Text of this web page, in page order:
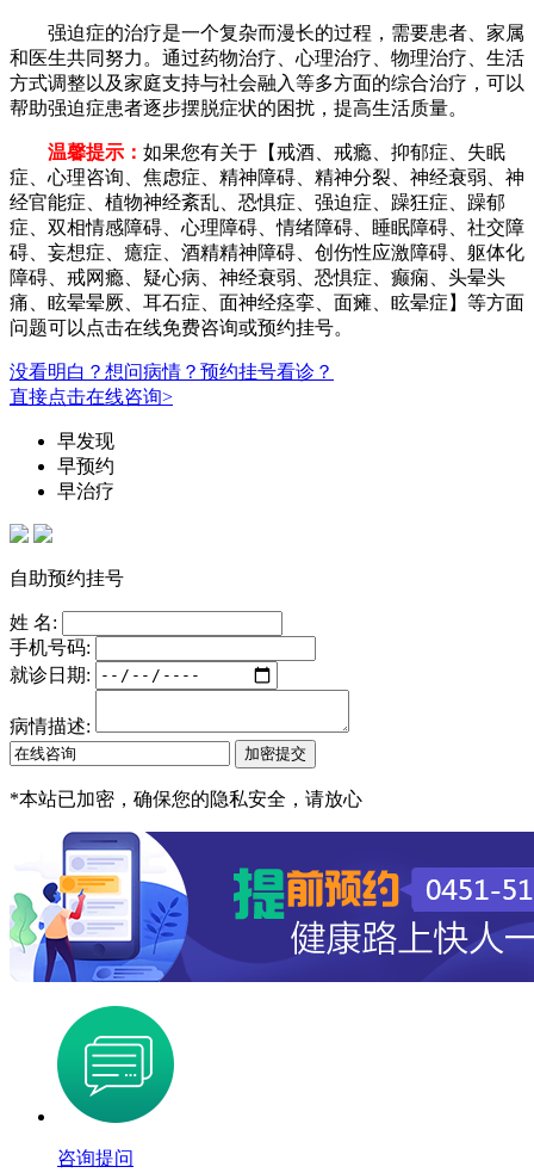
强迫症的治疗是一个复杂而漫长的过程，需要患者、家属
和医生共同努力。通过药物治疗、心理治疗、物理治疗、生活
方式调整以及家庭支持与社会融入等多方面的综合治疗，可以
帮助强迫症患者逐步摆脱症状的困扰，提高生活质量。
温馨提示： 如果您有关于【戒酒、戒瘾、抑郁症、失眠
症、心理咨询、焦虑症、精神障碍、精神分裂、神经衰弱、神
经官能症、植物神经紊乱、恐惧症、强迫症、躁狂症、躁郁
症、双相情感障碍、心理障碍、情绪障碍、睡眠障碍、社交障
碍、妄想症、癔症、酒精精神障碍、创伤性应激障碍、躯体化
障碍、戒网瘾、疑心病、神经衰弱、恐惧症、癫痫、头晕头
痛、眩晕晕厥、耳石症、面神经痉挛、面瘫、眩晕症】等方面
问题可以点击在线免费咨询或预约挂号。
没看明白？想问病情？预约挂号看诊？
直接点击在线咨询>
早发现
早预约
早治疗
自助预约挂号
姓 名:
手机号码:
就诊日期:
病情描述:
*本站已加密，确保您的隐私安全，请放心
咨询提问